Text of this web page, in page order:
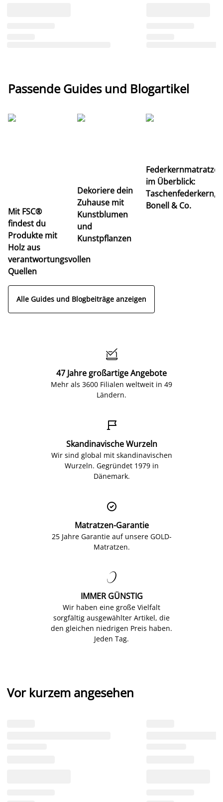
Passende Guides und Blogartikel
Mit FSC®
findest du
Produkte mit
Holz aus
verantwortungsvollen
Quellen
Dekoriere dein
Zuhause mit
Kunstblumen
und
Kunstpflanzen
im Überblick:
Taschenfederkern,
Bonell & Co.
Alle Guides und Blogbeiträge anzeigen

47 Jahre großartige Angebote
Mehr als 3600 Filialen weltweit in 49
Ländern.

Skandinavische Wurzeln
Wir sind global mit skandinavischen
Wurzeln. Gegründet 1979 in
Dänemark.

Matratzen-Garantie
25 Jahre Garantie auf unsere GOLD-
Matratzen.

IMMER GÜNSTIG
Wir haben eine große Vielfalt
sorgfältig ausgewählter Artikel, die
den gleichen niedrigen Preis haben.
Jeden Tag.
Vor kurzem angesehen